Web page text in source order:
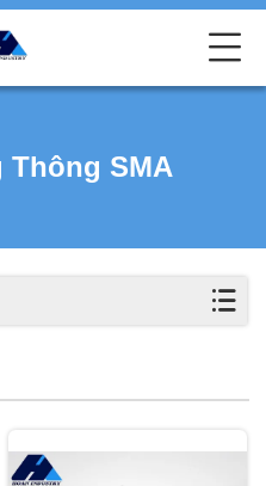
Thông SMA